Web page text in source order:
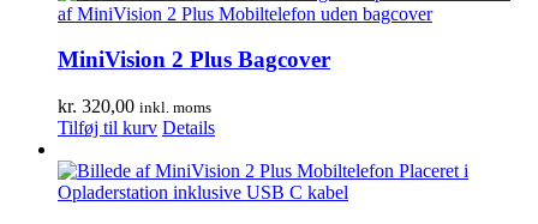
MiniVision 2 Plus Bagcover
kr. 320,00 inkl. moms
Tilføj til kurv Details